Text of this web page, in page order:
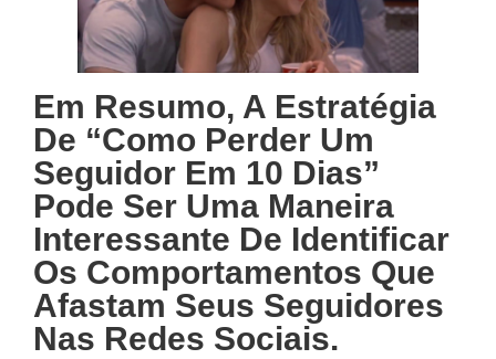
Em Resumo, A Estratégia
De “Como Perder Um
Seguidor Em 10 Dias”
Pode Ser Uma Maneira
Interessante De Identificar
Os Comportamentos Que
Afastam Seus Seguidores
Nas Redes Sociais.